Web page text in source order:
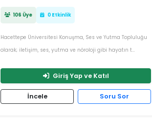
106 Üye 0 Etkinlik
Hacettepe Üniversitesi Konuşma, Ses ve Yutma Topluluğu
olarak; iletişim, ses, yutma ve nöroloji gibi hayatın t...
Giriş Yap ve Katıl
İncele Soru Sor